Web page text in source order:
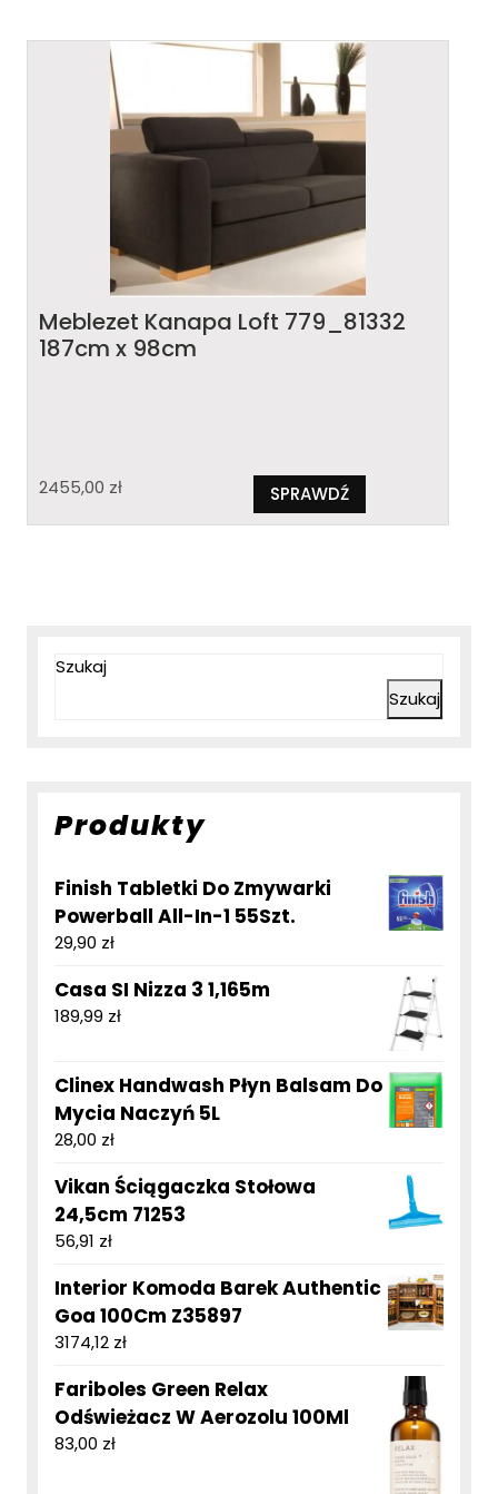
Meblezet Kanapa Loft 779_81332
187cm x 98cm
2455,00 zł SPRAWDŹ
Szukaj
Szukaj
Produkty
Finish Tabletki Do Zmywarki
Powerball All-In-1 55Szt.
29,90 zł
Casa SI Nizza 3 1,165m
189,99 zł
Clinex Handwash Płyn Balsam Do
Mycia Naczyń 5L
28,00 zł
Vikan Ściągaczka Stołowa
24,5cm 71253
56,91 zł
Interior Komoda Barek Authentic
Goa 100Cm Z35897
3174,12 zł
Fariboles Green Relax
Odświeżacz W Aerozolu 100Ml
83,00 zł